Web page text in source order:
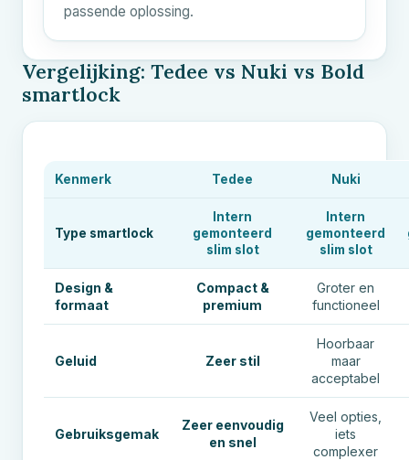
passende oplossing.
Vergelijking: Tedee vs Nuki vs Bold
smartlock
Kenmerk Tedee Nuki
Type smartlock
Intern
gemonteerd
slim slot
Intern
gemonteerd
slim slot
Design &
formaat
Compact &
premium
Groter en
functioneel
Geluid Zeer stil
Hoorbaar
maar
acceptabel
Gebruiksgemak
Zeer eenvoudig
en snel
Veel opties,
iets
complexer